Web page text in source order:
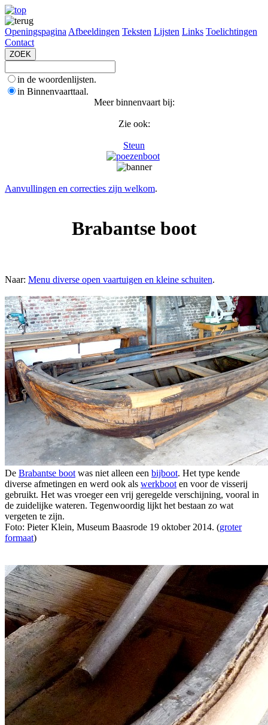
Openingspagina Afbeeldingen Teksten Lijsten Links Toelichtingen
Contact
in de woordenlijsten.
in Binnenvaarttaal.
Meer binnenvaart bij:
Zie ook:
Steun
Aanvullingen en correcties zijn welkom.
Brabantse boot
Naar: Menu diverse open vaartuigen en kleine schuiten.
De Brabantse boot was niet alleen een bijboot. Het type kende
diverse afmetingen en werd ook als werkboot en voor de visserij
gebruikt. Het was vroeger een vrij geregelde verschijning, vooral in
de zuidelijke wateren. Tegenwoordig lijkt het bestaan zo wat
vergeten te zijn.
Foto: Pieter Klein, Museum Baasrode 19 oktober 2014. (groter
formaat)